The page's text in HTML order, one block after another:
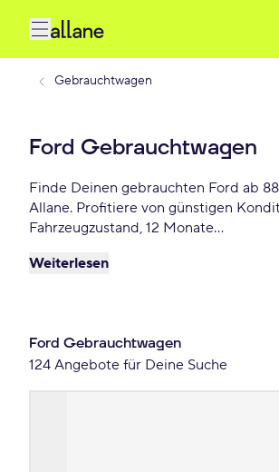
Gebrauchtwagen
Ford Gebrauchtwagen
Finde Deinen gebrauchten Ford ab
Allane. Profitiere von günstigen
Fahrzeugzustand, 12 Monate
Vorteile. Reserviere Dir Deinen
Weiterlesen
Ford Gebrauchtwagen
124 Angebote für Deine Suche